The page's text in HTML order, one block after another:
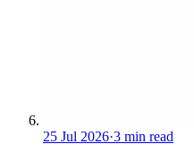
25 Jul 2026·3 min read